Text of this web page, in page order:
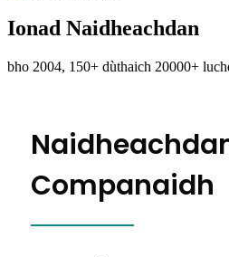
Ionad Naidheachdan
bho 2004, 150+ dùthaich 20000+
Companaidh